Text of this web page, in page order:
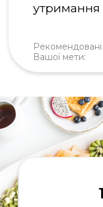
утримання
Вашої мети: